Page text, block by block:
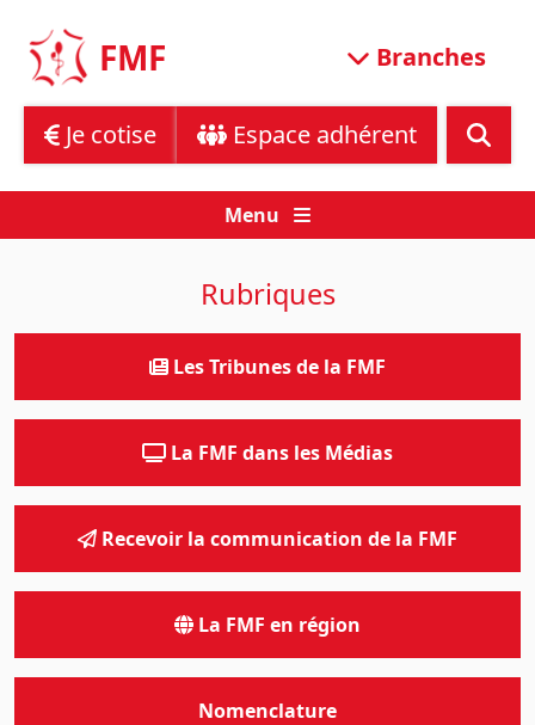
content
FMF Branches
Je cotise Espace adhérent
Menu
Rubriques
Les Tribunes de la FMF
La FMF dans les Médias
Recevoir la communication de la FMF
La FMF en région
Nomenclature